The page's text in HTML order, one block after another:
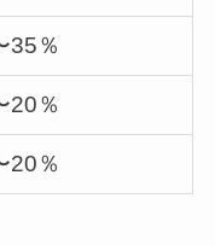
35％
20％
20％